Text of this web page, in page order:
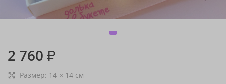
2 760 ₽
Размер: 14 × 14 см